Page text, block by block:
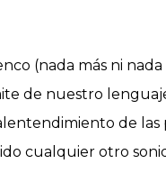
(nada más ni nada
de nuestro
de las
cualquier otro